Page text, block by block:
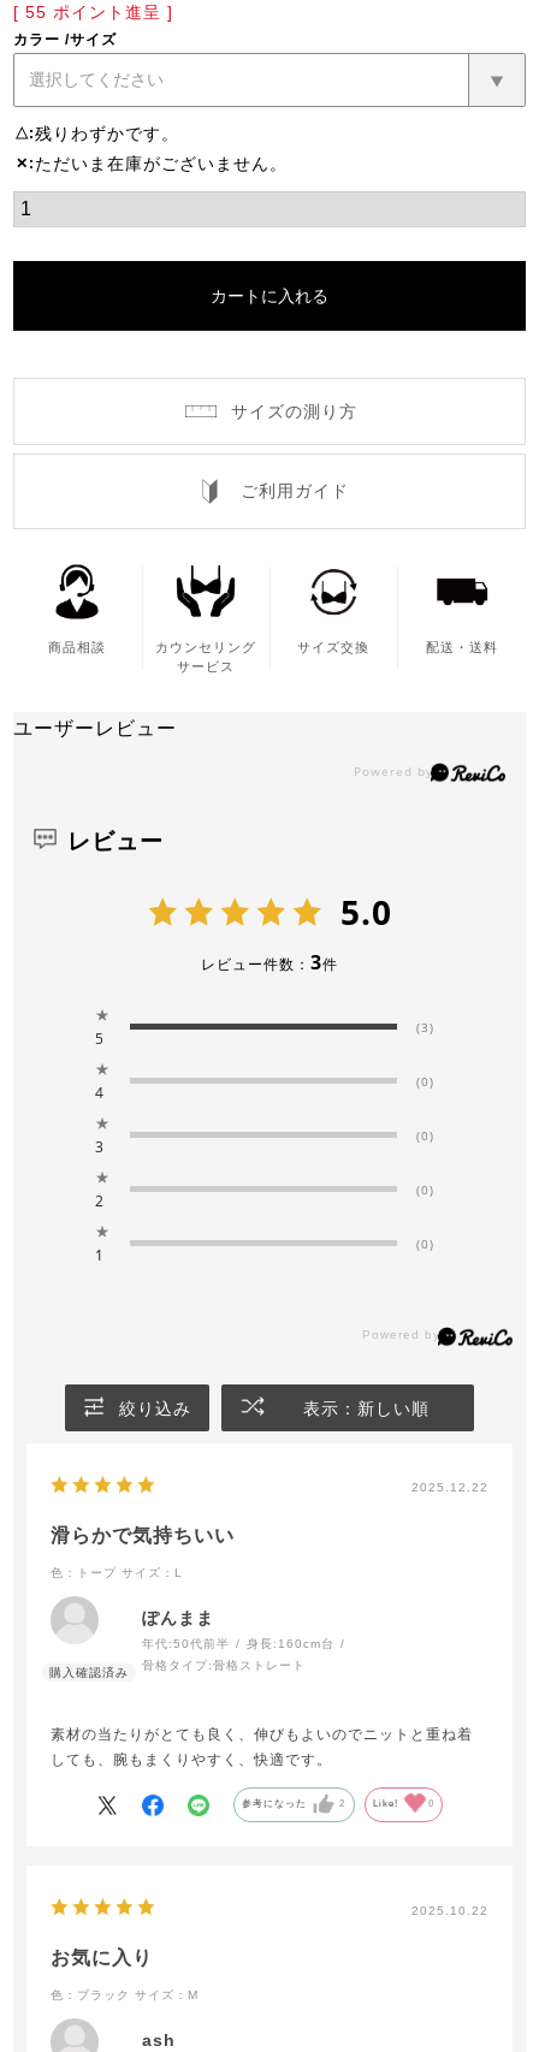
[ 55 ポイント進呈 ]
カラー サイズ
△ 残りわずかです。
✕ ただいま在庫がございません。
カートに入れる
サイズの測り方
ご利用ガイド
商品相談
カウンセリング
サービス
サイズ交換 配送・送料
ユーザーレビュー
レビュー
5.0
レビュー件数： 3件
★
5
(3)
★
4
(0)
★
3
(0)
★
2
(0)
★
1
(0)
絞り込み 表示：新しい順
2025.12.22
滑らかで気持ちいい
色：トープ サイズ：L
ぽんまま
年代:50代前半 身長: 160cm台
骨格タイプ:骨格ストレート
素材の当たりがとても良く、伸びもよいのでニットと重ね着
しても、腕もまくりやすく、快適です。
参考になった 2 Like! 0
2025.10.22
お気に入り
色：ブラック サイズ：M
ash